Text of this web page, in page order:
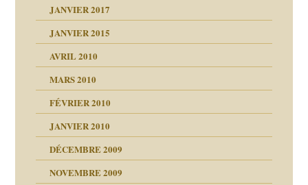
JANVIER 2017
JANVIER 2015
AVRIL 2010
MARS 2010
FÉVRIER 2010
JANVIER 2010
DÉCEMBRE 2009
NOVEMBRE 2009